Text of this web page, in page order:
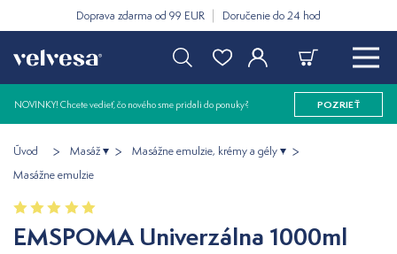
Doprava zdarma od 99 EUR Doručenie do 24 hod
NOVINKY! Chcete vedieť, čo nového sme pridali do ponuky? POZRIEŤ
Úvod Masáž
Masážne emulzie, krémy a gély
Masážne emulzie
EMSPOMA Univerzálna 1000ml